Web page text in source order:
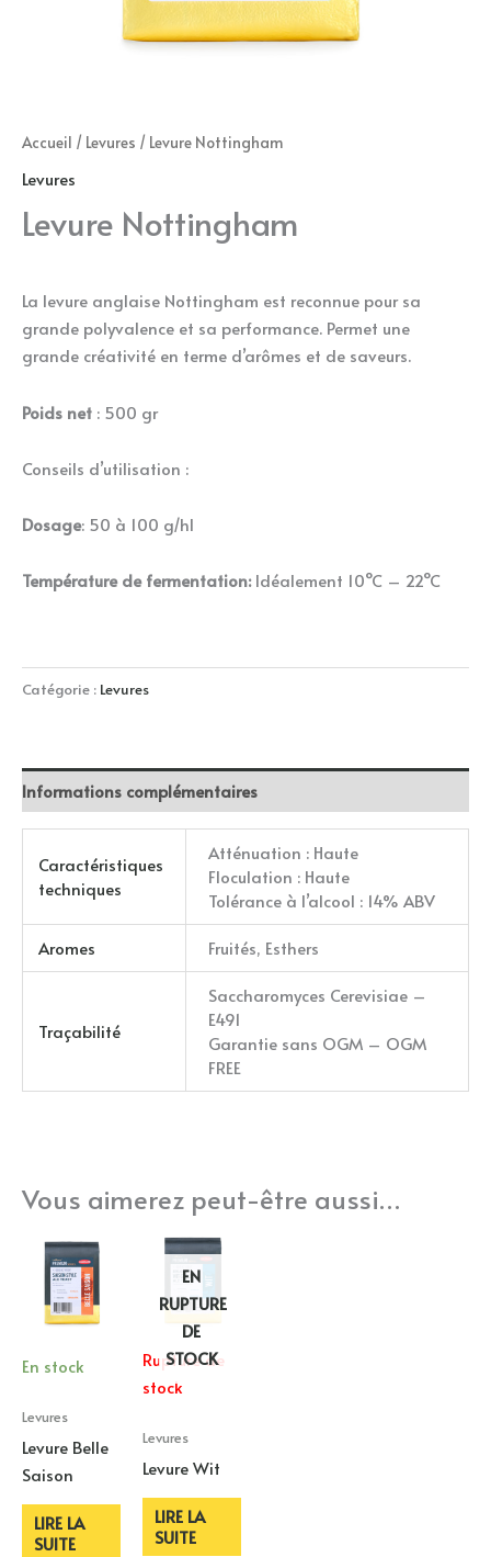
Accueil / Levures / Levure Nottingham
Levures
Levure Nottingham
La levure anglaise Nottingham est reconnue pour sa
grande polyvalence et sa performance. Permet une
grande créativité en terme d’arômes et de saveurs.
Poids net : 500 gr
Conseils d’utilisation :
Dosage: 50 à 100 g/hl
Température de fermentation:Idéalement 10°C – 22°C
Catégorie : Levures
Informations complémentaires
Caractéristiques
techniques
Atténuation : Haute
Floculation : Haute
Tolérance à l’alcool : 14% ABV
Aromes Fruités, Esthers
Traçabilité
Saccharomyces Cerevisiae –
E491
Garantie sans OGM – OGM
FREE
Vous aimerez peut-être aussi…
En stock
Levures
Levure Belle
Saison
LIRE LA
SUITE
EN
RUPTURE
DE
STOCK
Rupture de
stock
Levures
Levure Wit
LIRE LA
SUITE